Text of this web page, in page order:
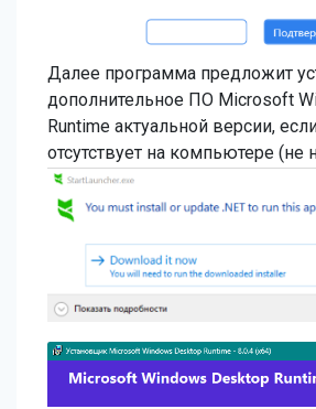
Далее программа предложит
дополнительное ПО Microsoft
Runtime актуальной версии,
отсутствует на компьютере (не